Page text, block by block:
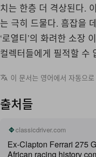
치는 한층 더 격상된다.
는 극히 드물다. 흠잡을
‘로열티’의 화려한 소장
컬렉터들에게 필적할 수
이 문서는 영어에서 자동으
출처들
classicdriver.com
Ex-Clapton Ferrari 275
African racing history